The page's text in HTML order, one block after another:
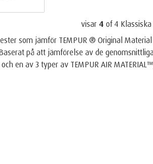
visar 4 of4
som jämför TEMPUR ® Original
på att jämförelse av de
en av 3 typer av TEMPUR AIR